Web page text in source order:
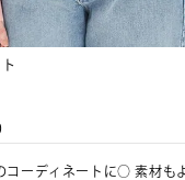
コーディネートに○ 素材も